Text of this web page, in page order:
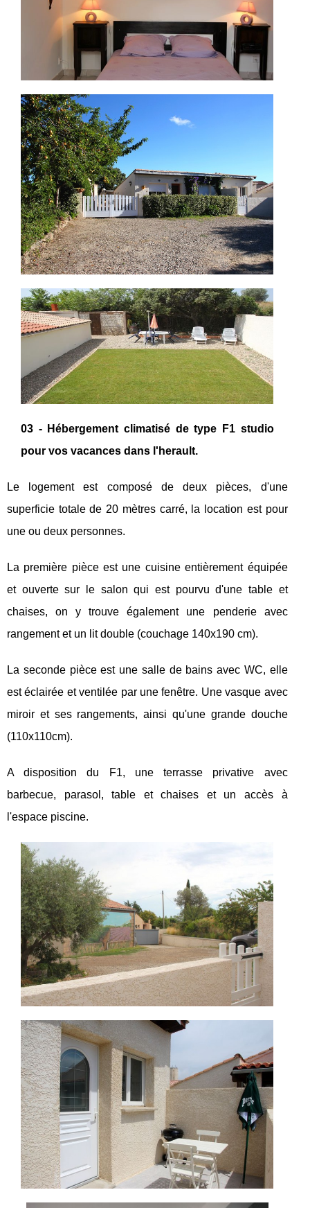
03 - Hébergement climatisé de type F1 studio
pour vos vacances dans l'herault.
Le logement est composé de deux pièces, d'une
superficie totale de 20 mètres carré, la location est pour
une ou deux personnes.
La première pièce est une cuisine entièrement équipée
et ouverte sur le salon qui est pourvu d'une table et
chaises, on y trouve également une penderie avec
rangement et un lit double (couchage 140x190 cm).
La seconde pièce est une salle de bains avec WC, elle
est éclairée et ventilée par une fenêtre. Une vasque avec
miroir et ses rangements, ainsi qu'une grande douche
(110x110cm).
A disposition du F1, une terrasse privative avec
barbecue, parasol, table et chaises et un accès à
l'espace piscine.